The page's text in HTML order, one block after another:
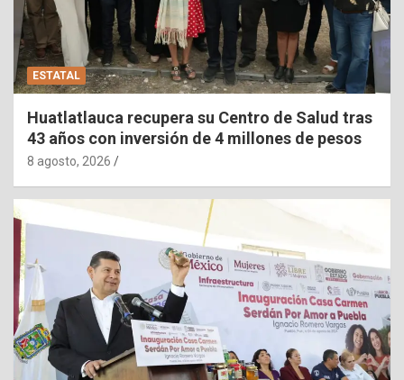
ESTATAL
Huatlatlauca recupera su Centro de Salud tras
43 años con inversión de 4 millones de pesos
8 agosto, 2026